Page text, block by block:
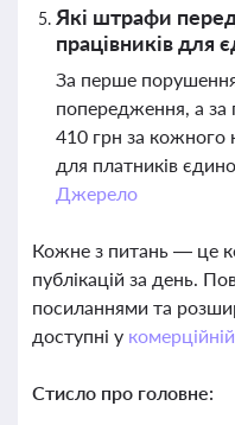
Які штрафи
працівників для
За перше
попередження, а
410 грн за кожного
для платників
Джерело
Кожне з питань — це
публікацій за день.
посиланнями та
доступні у
Стисло про головне: